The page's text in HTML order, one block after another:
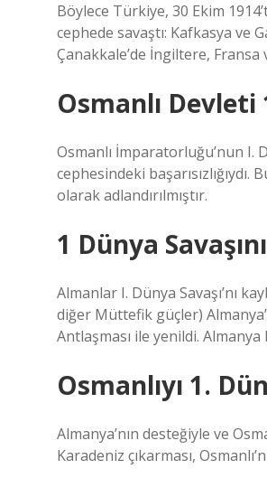
Böylece Türkiye, 30 Ekim
cephede savaştı: Kafkasya ve
Çanakkale’de İngiltere,
Osmanlı Devleti
Osmanlı İmparatorluğu’nun I.
cephesindeki başarısızlığıydı.
olarak adlandırılmıştır.
1 Dünya
Almanlar I. Dünya Savaşı’nı
diğer Müttefik güçler)
Antlaşması ile yenildi. Almanya
Osmanlıyı 1.
Almanya’nın desteğiyle ve
Karadeniz çıkarması,